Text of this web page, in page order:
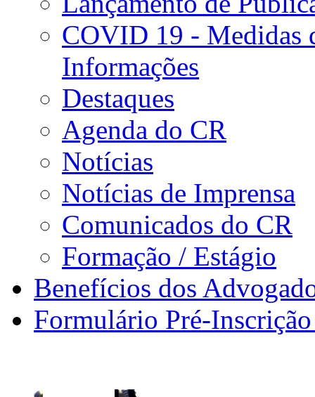
COVID 19 - Medidas
Informações
Destaques
Agenda do CR
Notícias
Notícias de Imprensa
Comunicados do CR
Formação / Estágio
Benefícios dos
Formulário Pré-